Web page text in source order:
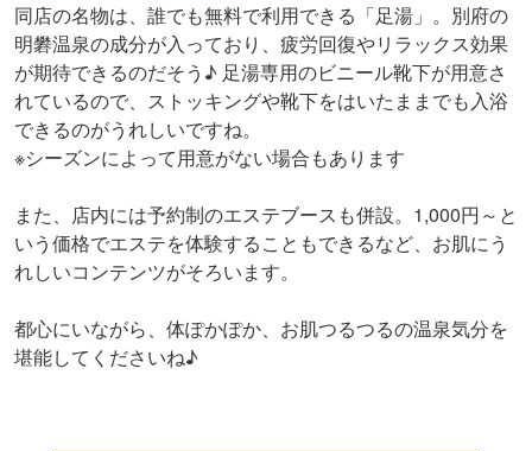
同店の名物は、誰でも無料で利用できる「足湯」。別府の
明礬温泉の成分が入っており、疲労回復やリラックス効果
が期待できるのだそう♪ 足湯専用のビニール靴下が用意さ
れているので、ストッキングや靴下をはいたままでも入浴
できるのがうれしいですね。
※シーズンによって用意がない場合もあります
また、店内には予約制のエステブースも併設。1,000円～と
いう価格でエステを体験することもできるなど、お肌にう
れしいコンテンツがそろいます。
都心にいながら、体ぽかぽか、お肌つるつるの温泉気分を
堪能してくださいね♪